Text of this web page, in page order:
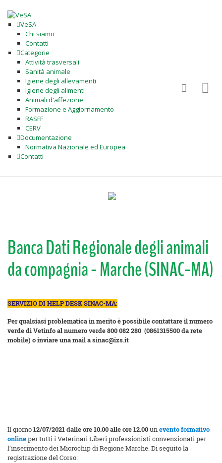
VeSA
Chi siamo
Contatti
Categorie
Attività trasversali
Sanità animale
Igiene degli allevamenti
Igiene degli alimenti
Animali d'affezione
Formazione e Aggiornamento
RASFF
CERV
Documentazione
Normativa Nazionale ed Europea
Contatti
Banca Dati Regionale degli animali
da compagnia - Marche (SINAC-MA)
SERVIZIO DI HELP DESK SINAC-MA:
Per qualsiasi problematica in merito è possibile contattare il numero
verde di Vetinfo al numero verde 800 082 280 (0861315500 da rete
mobile) o inviare una mail a sinac@izs.it
Il giorno12/07/2021 dalle ore 10.00 alle ore 12.00unevento formativo
onlineper tutti i Veterinari Liberi professionisti convenzionati per
l’inserimento dei Microchip di Regione Marche. Di seguito la
registrazione del Corso: